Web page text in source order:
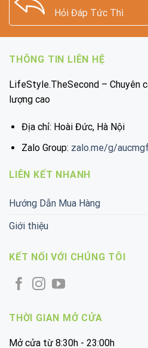
Hỏi Đáp Tức Thì
THÔNG TIN LIÊN HỆ
LifeStyle.TheSecond – Chuyên
lượng cao
Địa chỉ: Hoài Đức, Hà Nội
Zalo Group: zalo.me/g/
LIÊN KẾT NHANH
Hướng Dẫn Mua Hàng
Giới thiệu
KẾT NỐI VỚI CHÚNG TÔI
THỜI GIAN MỞ CỬA
Mở cửa từ 8:30h - 23:00h